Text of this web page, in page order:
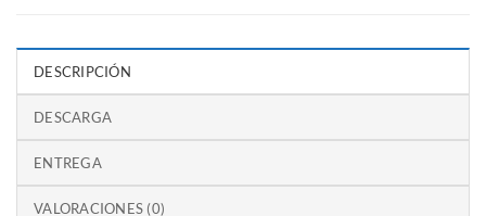
DESCRIPCIÓN
DESCARGA
ENTREGA
VALORACIONES (0)